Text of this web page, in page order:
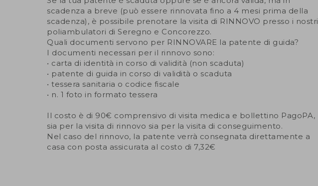
scadenza a breve (può essere rinnovata fino a 4 mesi prima della
scadenza), è possibile prenotare la visita di RINNOVO presso i nostri
poliambulatori di Seregno e Concorezzo.
Quali documenti servono per RINNOVARE la patente di guida?
I documenti necessari per il rinnovo sono:
• carta di identità in corso di validità (non scaduta)
• patente di guida in corso di validità o scaduta
• tessera sanitaria o codice fiscale
• n. 1 foto in formato tessera
Il costo è di 90€ comprensivo di visita medica e bollettino PagoPA,
sia per la visita di rinnovo sia per la visita di conseguimento.
Nel caso del rinnovo, la patente verrà consegnata direttamente a
casa con posta assicurata al costo di 7,32€